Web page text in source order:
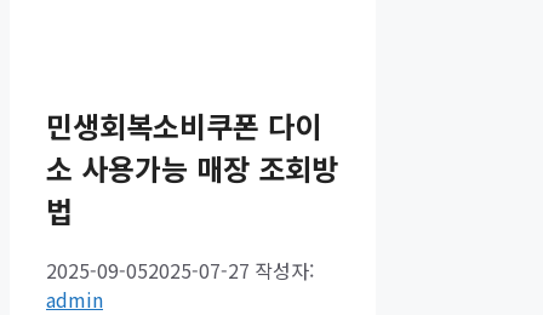
민생회복소비쿠폰 다이
소 사용가능 매장 조회방
법
2025-09-052025-07-27 작성자:
admin